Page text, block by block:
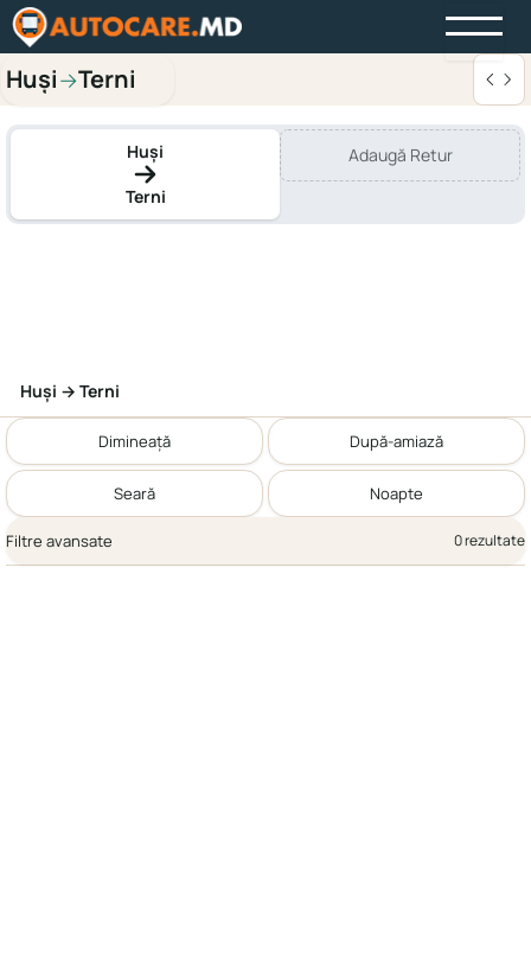
Huși→Terni
Huși
Terni
Adaugă Retur
Huși → Terni
Dimineață După-amiază
Seară Noapte
Filtre avansate 0 rezultate